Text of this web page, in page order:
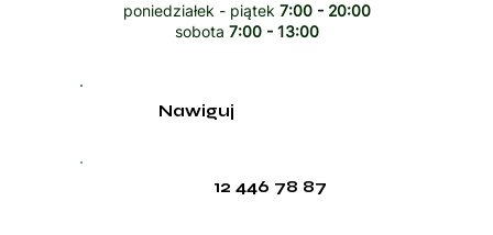
poniedziałek - piątek 7:00 - 20:00
sobota 7:00 - 13:00
12 446 78 87
Nawiguj